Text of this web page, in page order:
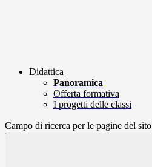
Didattica
Panoramica
Offerta formativa
I progetti delle classi
Campo di ricerca per le pagine del sito